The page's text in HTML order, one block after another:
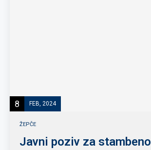
8 FEB, 2024
ŽEPČE
Javni poziv za stambeno